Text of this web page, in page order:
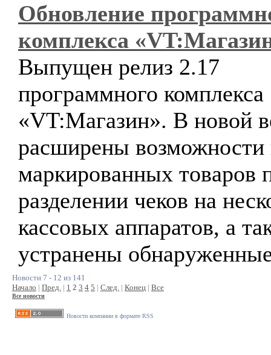
Обновление
комплекса
Выпущен релиз 2.17
программного комплекса
«VT:Магазин». В новой
расширены
маркированных товаров
разделении чеков на
кассовых аппаратов, а
устранены
Новости 7 - 12 из 141
Начало | Пред. | 1 2 3 4 5 | След. | Конец | Все
Все новости
Новости компании в формате RSS